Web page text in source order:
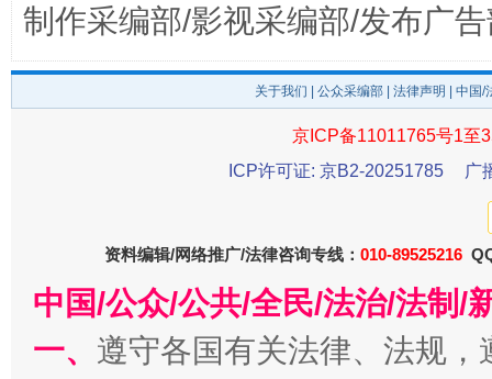
东山县通报“牛蛙产品抗生素超标问题” 法
制作采编部/影视采编部/发布广
关于我们 公众采编部 法律声明 | 中国
京ICP备11011765号1至
ICP许可证: 京B2-20251785
广
资料编辑/网络推广/法律咨询专线： 010-89525216
中国/公众/公共/全民/法治/法制/
一、 遵守各国有关法律、法规